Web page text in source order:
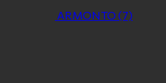
ARMONTO (7)